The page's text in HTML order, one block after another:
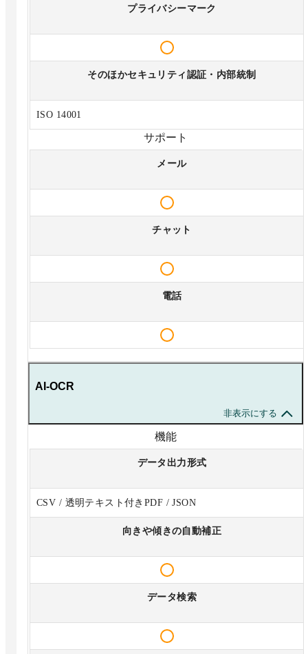
プライバシーマーク
そのほかセキュリティ認証・内部統制
ISO 14001
サポート
メール
チャット
電話
AI-OCR
非表示にする
機能
データ出力形式
CSV / 透明テキスト付きPDF / JSON
向きや傾きの自動補正
データ検索